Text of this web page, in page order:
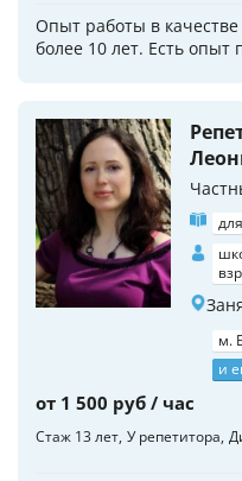
Опыт работы в
более 10 лет. Есть
м.
и
от 1 500 руб / час
Стаж 13 лет У репетитора